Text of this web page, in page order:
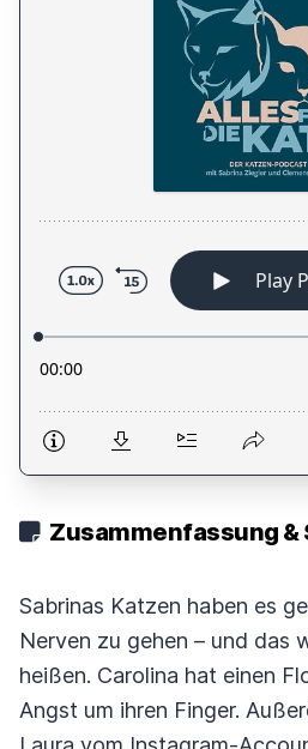
Zusammenfassung &
Sabrinas Katzen haben es
Nerven zu gehen – und das
heißen. Carolina hat einen
Angst um ihren Finger.